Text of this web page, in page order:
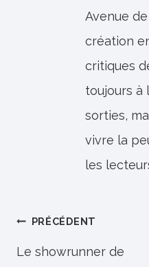
Avenue
création
critiques
toujours à
sorties,
vivre la
les
Navigation
de
PRÉCÉDENT
Le showrunner de